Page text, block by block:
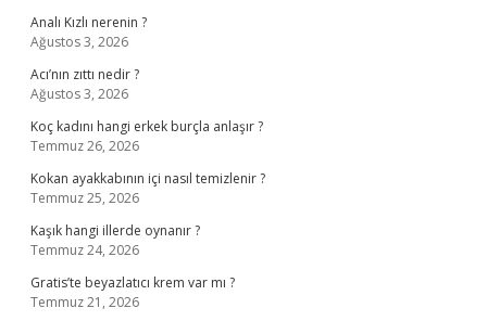
Analı Kızlı nerenin ?
Ağustos 3, 2026
Acı’nın zıttı nedir ?
Ağustos 3, 2026
Koç kadını hangi erkek burçla anlaşır ?
Temmuz 26, 2026
Kokan ayakkabının içi nasıl temizlenir ?
Temmuz 25, 2026
Kaşık hangi illerde oynanır ?
Temmuz 24, 2026
Gratis’te beyazlatıcı krem var mı ?
Temmuz 21, 2026